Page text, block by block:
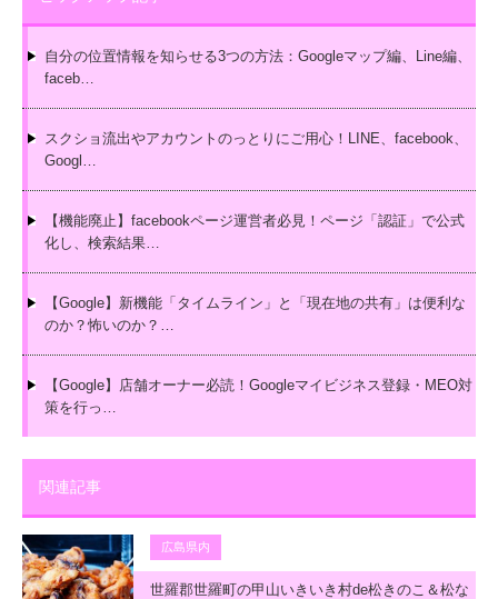
自分の位置情報を知らせる3つの方法：Googleマップ編、Line編、
faceb…
スクショ流出やアカウントのっとりにご用心！LINE、facebook、
Googl…
【機能廃止】facebookページ運営者必見！ページ「認証」で公式
化し、検索結果…
【Google】新機能「タイムライン」と「現在地の共有」は便利な
のか？怖いのか？…
【Google】店舗オーナー必読！Googleマイビジネス登録・MEO対
策を行っ…
関連記事
広島県内
世羅郡世羅町の甲山いきいき村de松きのこ＆松な